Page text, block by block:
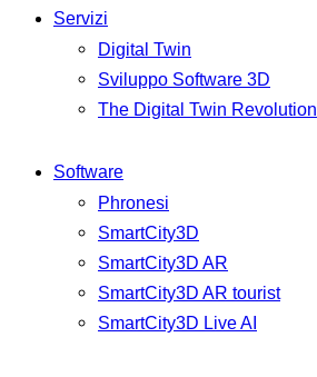
Servizi
Digital Twin
Sviluppo Software 3D
The Digital Twin Revolution
Software
Phronesi
SmartCity3D
SmartCity3D AR
SmartCity3D AR tourist
SmartCity3D Live AI